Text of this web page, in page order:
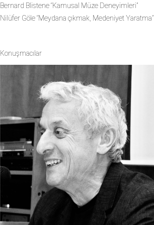
Bernard Blistene ‘’Kamusal Müze Deneyimleri’’
Nilüfer Göle ‘’Meydana çıkmak, Medeniyet
Konuşmacılar